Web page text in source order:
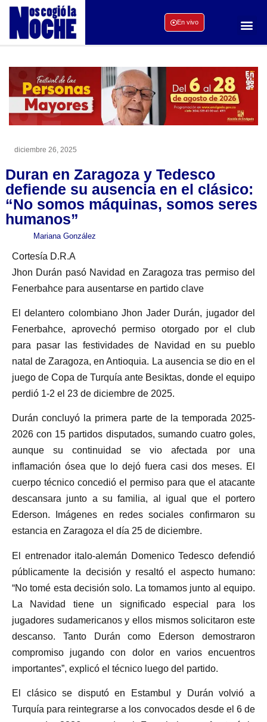
En vivo
diciembre 26, 2025
Duran en Zaragoza y Tedesco
defiende su ausencia en el clásico:
“No somos máquinas, somos seres
humanos”
Mariana González
Cortesía D.R.A
Jhon Durán pasó Navidad en Zaragoza tras permiso del
Fenerbahce para ausentarse en partido clave
El delantero colombiano Jhon Jader Durán, jugador del
Fenerbahce, aprovechó permiso otorgado por el club
para pasar las festividades de Navidad en su pueblo
natal de Zaragoza, en Antioquia. La ausencia se dio en el
juego de Copa de Turquía ante Besiktas, donde el equipo
perdió 1-2 el 23 de diciembre de 2025.
Durán concluyó la primera parte de la temporada 2025-
2026 con 15 partidos disputados, sumando cuatro goles,
aunque su continuidad se vio afectada por una
inflamación ósea que lo dejó fuera casi dos meses. El
cuerpo técnico concedió el permiso para que el atacante
descansara junto a su familia, al igual que el portero
Ederson. Imágenes en redes sociales confirmaron su
estancia en Zaragoza el día 25 de diciembre.
El entrenador italo-alemán Domenico Tedesco defendió
públicamente la decisión y resaltó el aspecto humano:
“No tomé esta decisión solo. La tomamos junto al equipo.
La Navidad tiene un significado especial para los
jugadores sudamericanos y ellos mismos solicitaron este
descanso. Tanto Durán como Ederson demostraron
compromiso jugando con dolor en varios encuentros
importantes”, explicó el técnico luego del partido.
El clásico se disputó en Estambul y Durán volvió a
Turquía para reintegrarse a los convocados desde el 6 de